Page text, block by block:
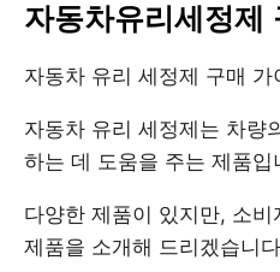
자동차유리세정제
자동차 유리 세정제 구매 가
자동차 유리 세정제는 차량
하는 데 도움을 주는 제품입
다양한 제품이 있지만, 소
제품을 소개해 드리겠습니